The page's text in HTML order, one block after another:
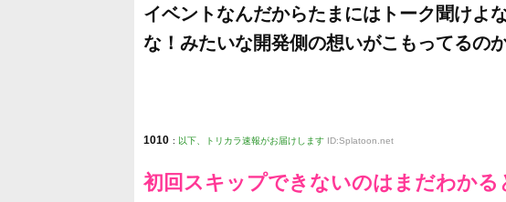
イベントなんだからたまにはトーク聞けよ
な！みたいな開発側の想いがこもってるの
1010 : 以下、トリカラ速報がお届けします ID:Splatoon.net
初回スキップできないのはまだわか